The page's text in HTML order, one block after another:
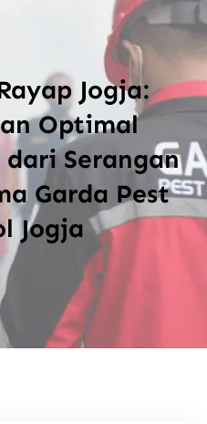
Jogja:
Optimal
Serangan
Garda Pest
Jogja